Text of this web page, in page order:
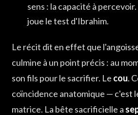
sens : la capacité à
joue le test d'Ibrahim.
Le récit dit en effet que
culmine à un point précis : au
son fils pour le sacrifier. Le cou.
coïncidence anatomique — c'est
matrice. La bête sacrificielle a